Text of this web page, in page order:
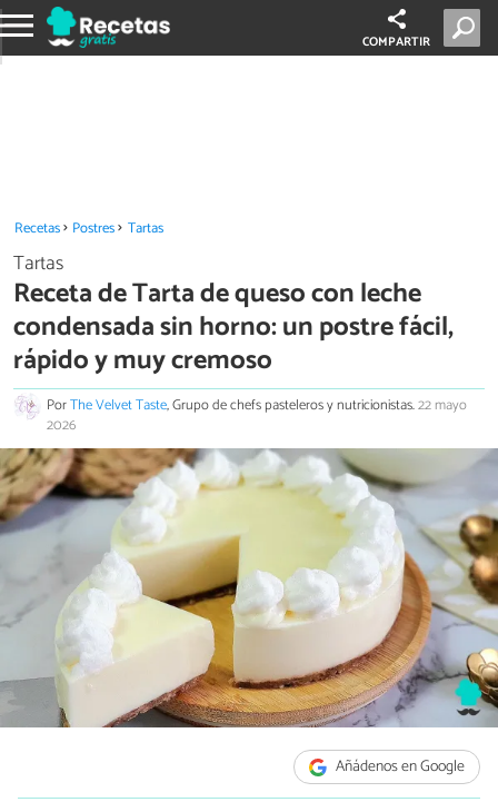
COMPARTIR
Recetas Postres Tartas
Tartas
Receta de Tarta de queso con leche
condensada sin horno: un postre fácil,
rápido y muy cremoso
PorThe Velvet Taste, Grupo de chefs pasteleros y nutricionistas.22 mayo
2026
Añádenos en Google